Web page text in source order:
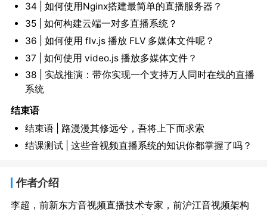
34 | 如何使用Nginx搭建最简单的直播服务器？
35 | 如何构建云端一对多直播系统？
36 | 如何使用 flv.js 播放 FLV 多媒体文件呢？
37 | 如何使用 video.js 播放多媒体文件？
38 | 实战推演：带你实现一个支持万人同时在线的直播
系统
结束语
结束语 | 路漫漫其修远兮，吾将上下而求索
结课测试 | 这些音视频直播系统的知识你都掌握了吗？
作者介绍
李超，前新东方音视频直播技术专家，前沪江音视频架构